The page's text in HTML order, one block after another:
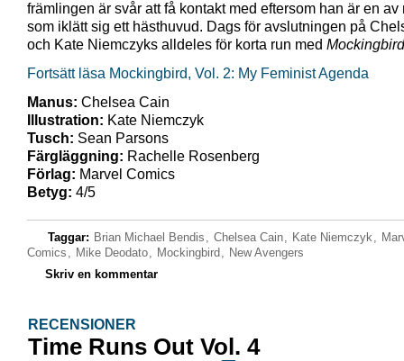
främlingen är svår att få kontakt med eftersom han är en av
som iklätt sig ett hästhuvud. Dags för avslutningen på
och Kate Niemczyks alldeles för korta run med Mockingbird
Fortsätt läsa Mockingbird, Vol. 2: My Feminist Agenda
Manus: Chelsea Cain
Illustration: Kate Niemczyk
Tusch: Sean Parsons
Färgläggning: Rachelle Rosenberg
Förlag: Marvel Comics
Betyg: 4/5
Taggar: Brian Michael Bendis , Chelsea Cain, Kate Niemczyk,
Comics , Mike Deodato, Mockingbird , New Avengers
Skriv en kommentar
RECENSIONER
Time Runs Out Vol. 4